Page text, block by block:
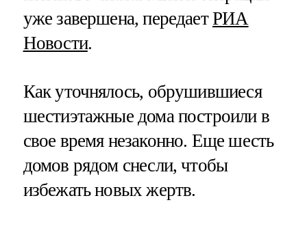
уже завершена, передаетРИА
Новости.
Как уточнялось, обрушившиеся
шестиэтажные дома построили в
свое время незаконно. Еще шесть
домов рядом снесли, чтобы
избежать новых жертв.